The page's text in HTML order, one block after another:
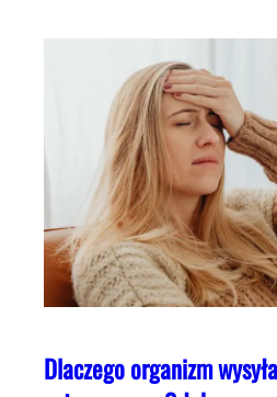
Dlaczego organizm